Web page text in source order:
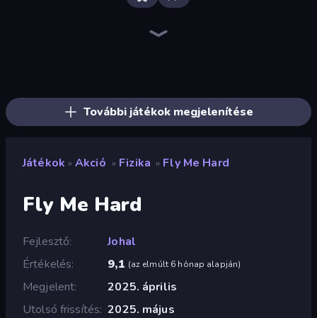
További játékok megjelenítése
Játékok » Akció » Fizika » Fly Me Hard
Fly Me Hard
Fejlesztő
Johal
Értékelés
9,1 (az elmúlt 6 hónap alapján)
Megjelent
2025. április
Utolsó frissítés 2025. május